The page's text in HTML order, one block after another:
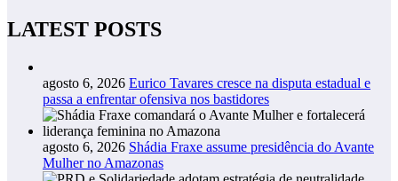
LATEST POSTS
agosto 6, 2026 Eurico Tavares cresce na disputa estadual e
passa a enfrentar ofensiva nos bastidores
agosto 6, 2026 Shádia Fraxe assume presidência do Avante
Mulher no Amazonas